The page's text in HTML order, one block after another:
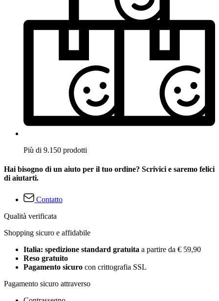
Più di 9.150 prodotti
Hai bisogno di un aiuto per il tuo ordine? Scrivici e saremo felici
di aiutarti.
Contatto
Qualità verificata
Shopping sicuro e affidabile
Italia: spedizione standard gratuita a partire da € 59,90
Reso gratuito
Pagamento sicuro con crittografia SSL
Pagamento sicuro attraverso